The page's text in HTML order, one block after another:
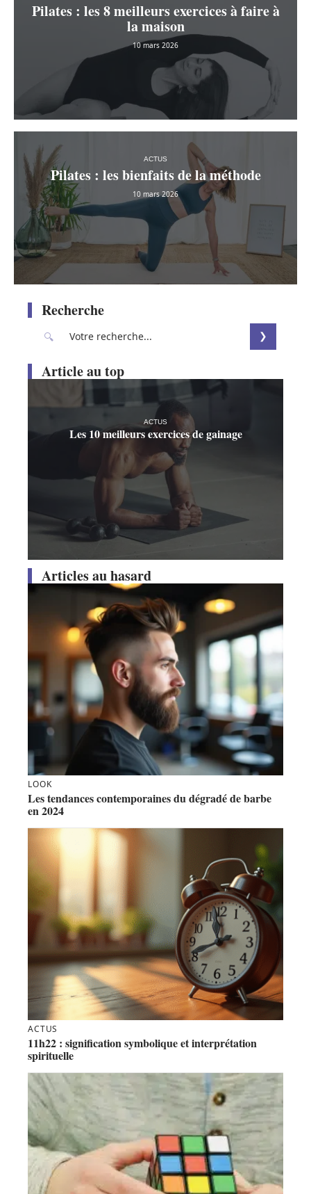
Pilates : les 8 meilleurs exercices à faire à
la maison
10 mars 2026
ACTUS
Pilates : les bienfaits de la méthode
10 mars 2026
Recherche
Article au top
ACTUS
Les 10 meilleurs exercices de gainage
Articles au hasard
LOOK
Les tendances contemporaines du dégradé de barbe
en 2024
ACTUS
11h22 : signification symbolique et interprétation
spirituelle